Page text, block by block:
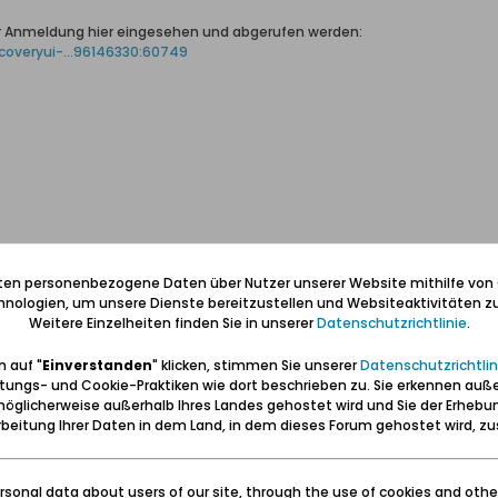
hier eingesehen und abgerufen werden:
...96146330:60749
Willy Ignatz STEFFANOWSKI, Gertrud STEFFANOWSKI, geb.
Albert Heinrich KRAUSE, *05.08,1891 in Danzig.
(verstorben) und dessen geschiedene Ehefrau ..??.. geborene
...00921714:60749
Kraftwagenführer, und Klara Anna Amalie RUHNAU, 1935
'Ramulta' in Ohra
personenbezogene Daten über Nutzer unserer Website mithilfe von
um unsere Dienste bereitzustellen und Websiteaktivitäten
Weitere Einzelheiten finden Sie in unsererDatenschutzrichtlinie.
auf "Einverstanden" klicken, stimmen Sie unserer
und Cookie-Praktiken wie dort beschrieben zu. Sie erkennen
außerhalb Ihres Landes gehostet wird und Sie der
Ihrer Daten in dem Land, in dem dieses Forum gehostet wird,
data about users of our site, through the use of cookies and